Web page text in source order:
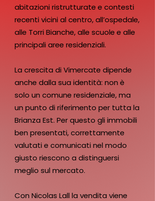
abitazioni ristrutturate e contesti
recenti vicini al centro, all’ospedale,
alle Torri Bianche, alle scuole e alle
principali aree residenziali.
La crescita di Vimercate dipende
anche dalla sua identità: non è
solo un comune residenziale, ma
un punto di riferimento per tutta la
Brianza Est. Per questo gli immobili
ben presentati, correttamente
valutati e comunicati nel modo
giusto riescono a distinguersi
meglio sul mercato.
Con Nicolas Lall la vendita viene